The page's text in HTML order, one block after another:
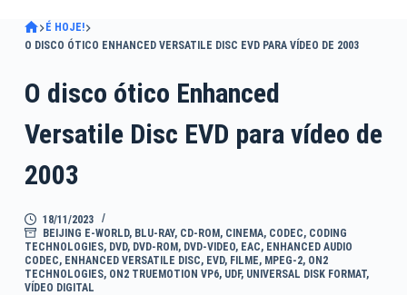
É HOJE!
O DISCO ÓTICO ENHANCED VERSATILE DISC EVD PARA VÍDEO DE 2003
O disco ótico Enhanced
Versatile Disc EVD para vídeo de
2003
18/11/2023
BEIJING E-WORLD, BLU-RAY, CD-ROM, CINEMA, CODEC, CODING
TECHNOLOGIES, DVD, DVD-ROM, DVD-VIDEO, EAC, ENHANCED AUDIO
CODEC, ENHANCED VERSATILE DISC, EVD, FILME, MPEG-2, ON2
TECHNOLOGIES, ON2 TRUEMOTION VP6, UDF, UNIVERSAL DISK FORMAT,
VÍDEO DIGITAL